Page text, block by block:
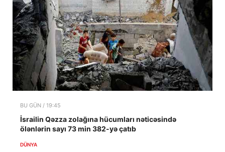
BU GÜN / 19:45
İsrailin Qəzza zolağına hücumları nəticəsində
ölənlərin sayı 73 min 382-yə çatıb
DÜNYA